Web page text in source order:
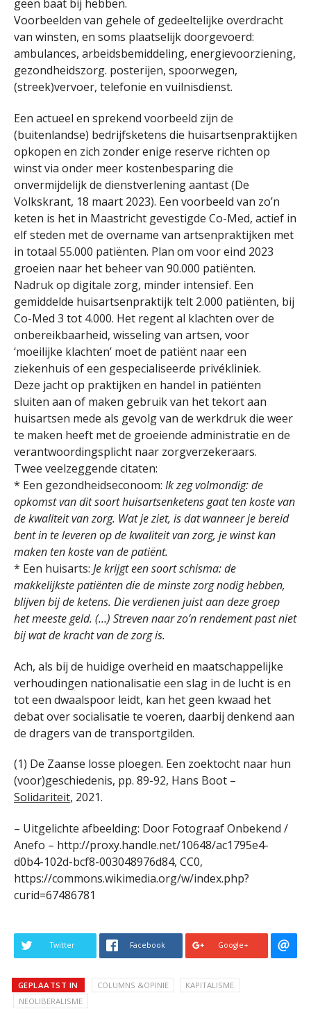
geen baat bij hebben.
Voorbeelden van gehele of gedeeltelijke overdracht
van winsten, en soms plaatselijk doorgevoerd:
ambulances, arbeidsbemiddeling, energievoorziening,
gezondheidszorg. posterijen, spoorwegen,
(streek)vervoer, telefonie en vuilnisdienst.
Een actueel en sprekend voorbeeld zijn de
(buitenlandse) bedrijfsketens die huisartsenpraktijken
opkopen en zich zonder enige reserve richten op
winst via onder meer kostenbesparing die
onvermijdelijk de dienstverlening aantast (De
Volkskrant, 18 maart 2023). Een voorbeeld van zo’n
keten is het in Maastricht gevestigde Co-Med, actief in
elf steden met de overname van artsenpraktijken met
in totaal 55.000 patiënten. Plan om voor eind 2023
groeien naar het beheer van 90.000 patiënten.
Nadruk op digitale zorg, minder intensief. Een
gemiddelde huisartsenpraktijk telt 2.000 patiënten, bij
Co-Med 3 tot 4.000. Het regent al klachten over de
onbereikbaarheid, wisseling van artsen, voor
‘moeilijke klachten’ moet de patiënt naar een
ziekenhuis of een gespecialiseerde privékliniek.
Deze jacht op praktijken en handel in patiënten
sluiten aan of maken gebruik van het tekort aan
huisartsen mede als gevolg van de werkdruk die weer
te maken heeft met de groeiende administratie en de
verantwoordingsplicht naar zorgverzekeraars.
Twee veelzeggende citaten:
* Een gezondheidseconoom: Ik zeg volmondig: de
opkomst van dit soort huisartsenketens gaat ten koste van
de kwaliteit van zorg. Wat je ziet, is dat wanneer je bereid
bent in te leveren op de kwaliteit van zorg, je winst kan
maken ten koste van de patiënt.
* Een huisarts: Je krijgt een soort schisma: de
makkelijkste patiënten die de minste zorg nodig hebben,
blijven bij de ketens. Die verdienen juist aan deze groep
het meeste geld. (…) Streven naar zo’n rendement past niet
bij wat de kracht van de zorg is.
Ach, als bij de huidige overheid en maatschappelijke
verhoudingen nationalisatie een slag in de lucht is en
tot een dwaalspoor leidt, kan het geen kwaad het
debat over socialisatie te voeren, daarbij denkend aan
de dragers van de transportgilden.
(1) De Zaanse losse ploegen. Een zoektocht naar hun
(voor)geschiedenis, pp. 89-92, Hans Boot –
Solidariteit, 2021.
– Uitgelichte afbeelding: Door Fotograaf Onbekend /
Anefo – http://proxy.handle.net/10648/ac1795e4-
d0b4-102d-bcf8-003048976d84, CC0,
https://commons.wikimedia.org/w/index.php?
curid=67486781
Twitter Facebook Google+
GEPLAATST IN COLUMNS &OPINIE
KAPITALISME
NEOLIBERALISME